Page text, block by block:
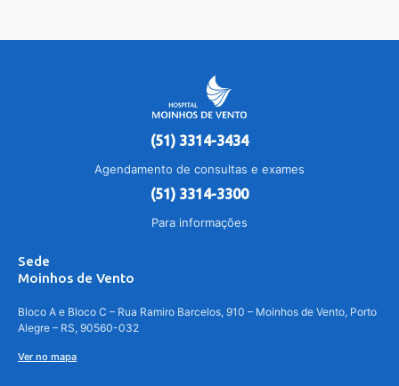
(51) 3314-3434
Agendamento de consultas e exames
(51) 3314-3300
Para informações
Sede
Moinhos de Vento
Bloco A e Bloco C – Rua Ramiro Barcelos, 910 – Moinhos de Vento, Porto
Alegre – RS, 90560-032
Ver no mapa